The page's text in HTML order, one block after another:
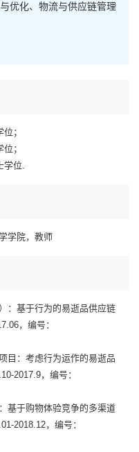
优化、物流与供应链管理
；
；
学位.
学院，教师
：基于行为的易逝品供应链
，编号：
目：考虑行为运作的易逝品
2017.9，编号：
基于购物体验竞争的多渠道
2018.12，编号：